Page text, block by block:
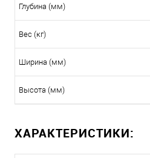
Глубина (мм)
Вес (кг)
Ширина (мм)
Высота (мм)
ХАРАКТЕРИСТИКИ: